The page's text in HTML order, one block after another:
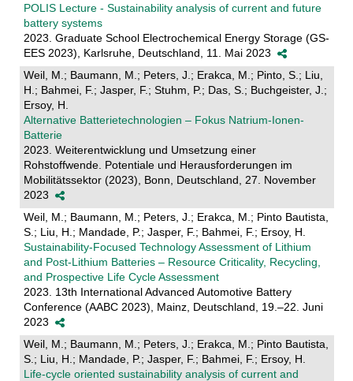
POLIS Lecture - Sustainability analysis of current and future
battery systems
2023. Graduate School Electrochemical Energy Storage (GS-
EES 2023), Karlsruhe, Deutschland, 11. Mai 2023
Weil, M.; Baumann, M.; Peters, J.; Erakca, M.; Pinto, S.; Liu,
H.; Bahmei, F.; Jasper, F.; Stuhm, P.; Das, S.; Buchgeister, J.;
Ersoy, H.
Alternative Batterietechnologien – Fokus Natrium-Ionen-
Batterie
2023. Weiterentwicklung und Umsetzung einer
Rohstoffwende. Potentiale und Herausforderungen im
Mobilitätssektor (2023), Bonn, Deutschland, 27. November
2023
Weil, M.; Baumann, M.; Peters, J.; Erakca, M.; Pinto Bautista,
S.; Liu, H.; Mandade, P.; Jasper, F.; Bahmei, F.; Ersoy, H.
Sustainability-Focused Technology Assessment of Lithium
and Post-Lithium Batteries – Resource Criticality, Recycling,
and Prospective Life Cycle Assessment
2023. 13th International Advanced Automotive Battery
Conference (AABC 2023), Mainz, Deutschland, 19.–22. Juni
2023
Weil, M.; Baumann, M.; Peters, J.; Erakca, M.; Pinto Bautista,
S.; Liu, H.; Mandade, P.; Jasper, F.; Bahmei, F.; Ersoy, H.
Life-cycle oriented sustainability analysis of current and